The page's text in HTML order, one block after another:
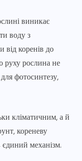
виникає
воду з
коренів до
руху рослина не
фотосинтезу,
кліматичним, а й
кореневу
механізм.